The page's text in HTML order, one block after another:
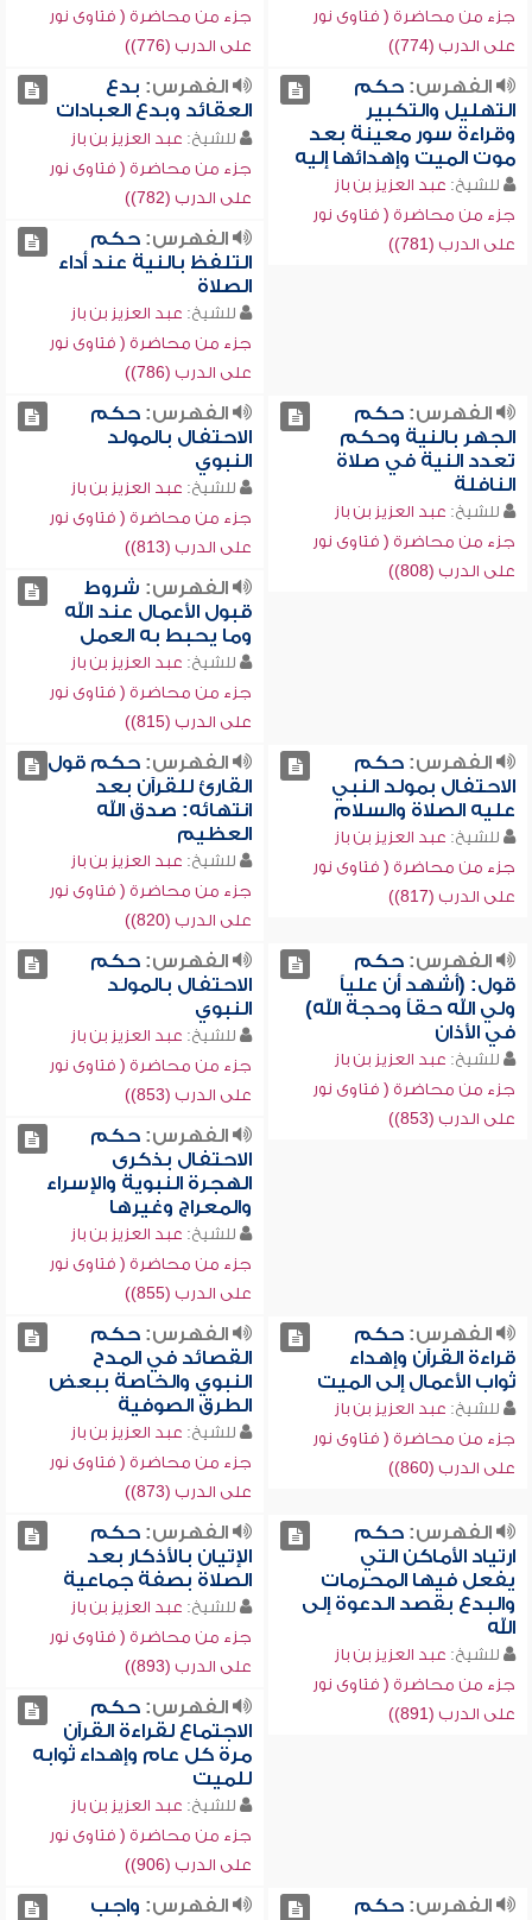
جزء من محاضرة ( فتاوى نور
على الدرب (774))
جزء من محاضرة ( فتاوى نور
على الدرب (776))
الفهرس:حكم
التهليل والتكبير
وقراءة سور معينة بعد
موت الميت وإهدائها إليه
للشيخ: عبد العزيز بن باز
جزء من محاضرة ( فتاوى نور
على الدرب (781))
الفهرس: بدع
العقائد وبدع العبادات
للشيخ: عبد العزيز بن باز
جزء من محاضرة ( فتاوى نور
على الدرب (782))
الفهرس:حكم
التلفظ بالنية عند أداء
الصلاة
للشيخ: عبد العزيز بن باز
جزء من محاضرة ( فتاوى نور
على الدرب (786))
الفهرس:حكم
الجهر بالنية وحكم
تعدد النية في صلاة
النافلة
للشيخ: عبد العزيز بن باز
جزء من محاضرة ( فتاوى نور
على الدرب (808))
الفهرس:حكم
الاحتفال بالمولد
النبوي
للشيخ: عبد العزيز بن باز
جزء من محاضرة ( فتاوى نور
على الدرب (813))
الفهرس: شروط
قبول الأعمال عند الله
وما يحبط به العمل
للشيخ: عبد العزيز بن باز
جزء من محاضرة ( فتاوى نور
على الدرب (815))
الفهرس:حكم
الاحتفال بمولد النبي
عليه الصلاة والسلام
للشيخ: عبد العزيز بن باز
جزء من محاضرة ( فتاوى نور
على الدرب (817))
الفهرس:حكم قول
القارئ للقرآن بعد
انتهائه: صدق الله
العظيم
للشيخ: عبد العزيز بن باز
جزء من محاضرة ( فتاوى نور
على الدرب (820))
الفهرس:حكم
قول: (أشهد أن علياً
ولي الله حقاً وحجة الله)
في الأذان
للشيخ: عبد العزيز بن باز
جزء من محاضرة ( فتاوى نور
على الدرب (853))
الفهرس:حكم
الاحتفال بالمولد
النبوي
للشيخ: عبد العزيز بن باز
جزء من محاضرة ( فتاوى نور
على الدرب (853))
الفهرس:حكم
الاحتفال بذكرى
الهجرة النبوية والإسراء
والمعراج وغيرها
للشيخ: عبد العزيز بن باز
جزء من محاضرة ( فتاوى نور
على الدرب (855))
الفهرس:حكم
قراءة القرآن وإهداء
ثواب الأعمال إلى الميت
للشيخ: عبد العزيز بن باز
جزء من محاضرة ( فتاوى نور
على الدرب (860))
الفهرس:حكم
القصائد في المدح
النبوي والخاصة ببعض
الطرق الصوفية
للشيخ: عبد العزيز بن باز
جزء من محاضرة ( فتاوى نور
على الدرب (873))
الفهرس:حكم
ارتياد الأماكن التي
يفعل فيها المحرمات
والبدع بقصد الدعوة إلى
الله
للشيخ: عبد العزيز بن باز
جزء من محاضرة ( فتاوى نور
على الدرب (891))
الفهرس:حكم
الإتيان بالأذكار بعد
الصلاة بصفة جماعية
للشيخ: عبد العزيز بن باز
جزء من محاضرة ( فتاوى نور
على الدرب (893))
الفهرس:حكم
الاجتماع لقراءة القرآن
مرة كل عام وإهداء ثوابه
للميت
للشيخ: عبد العزيز بن باز
جزء من محاضرة ( فتاوى نور
على الدرب (906))
الفهرس:حكم
الفهرس: واجب